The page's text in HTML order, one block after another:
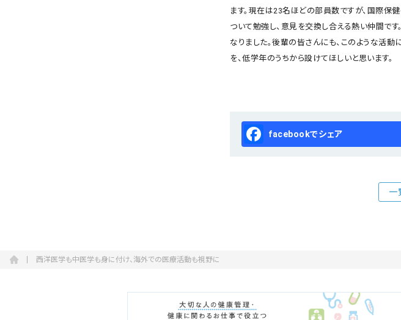
ます。現在は23名ほどの部員数ですが、国際
ついて勉強し、意見を交換し合える熱い仲間で
なりました。後輩の皆さんにも、このような活
を、低学年のうちから設けてほしいと思います。
Facebook
一
西洋医学も中医学も身に付け、海外での医療活動も視野に